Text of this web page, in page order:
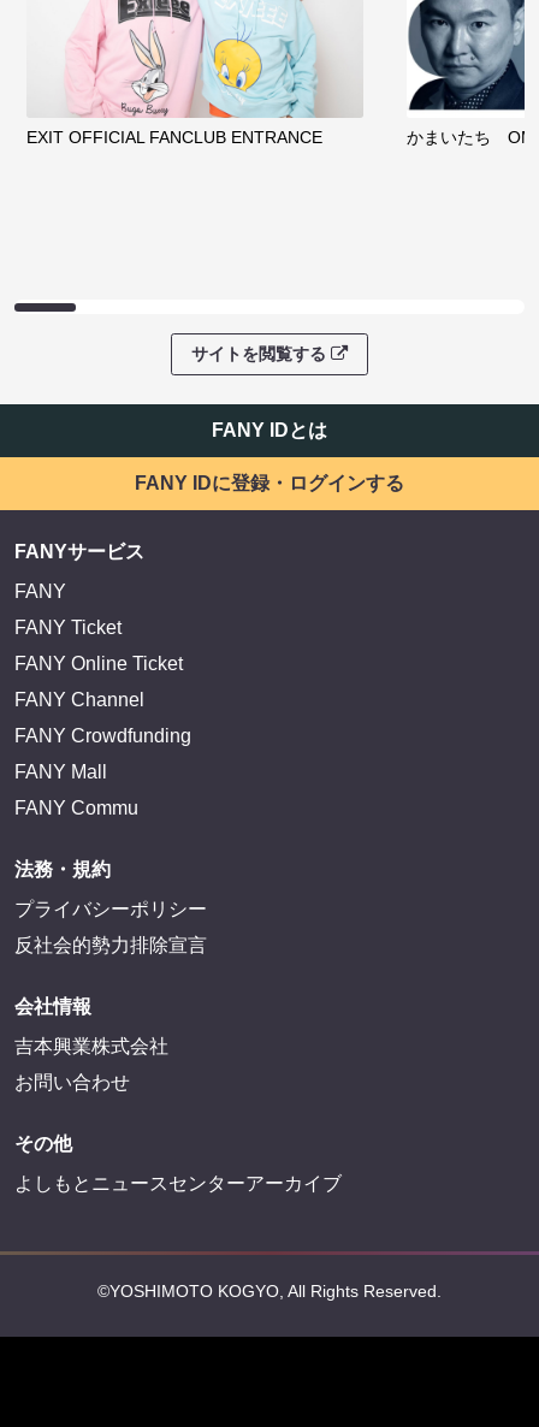
EXIT OFFICIAL FANCLUB ENTRANCE かまいたち
サイトを閲覧する
FANY IDとは
FANY IDに登録・ログインする
FANYサービス
FANY
FANY Ticket
FANY Online Ticket
FANY Channel
FANY Crowdfunding
FANY Mall
FANY Commu
法務・規約
プライバシーポリシー
反社会的勢力排除宣言
会社情報
吉本興業株式会社
お問い合わせ
その他
よしもとニュースセンターアーカイブ
©YOSHIMOTO KOGYO, All Rights Reserved.